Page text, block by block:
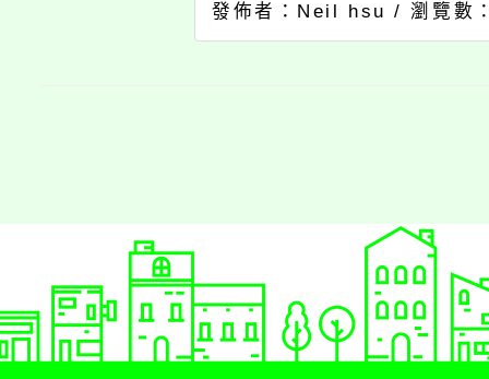
發佈者：Neil hsu /瀏覽數